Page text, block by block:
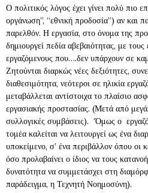
Ο πολιτικός λόγος έχει γίνει πολύ πιο
οργάνωση”, “εθνική προδοσία”) αν και
παρελθόν. Η εργασία, στο όνομα της
δημιουργεί πεδία αβεβαιότητας, με
εργαζόμενους που….δεν υπάρχουν σε
Ζητούνται διαρκώς νέες δεξιότητες,
διαθεσιμότητα, νεότεροι σε ηλικία
μεταβάλλεται αντίστοιχα το πλαίσιο
εργασιακής προστασίας. (Μετά από
συλλογικές συμβάσεις). ‘Όμως ο
τομέα καλείται να λειτουργεί ως ένα
υποκείμενο, σ’ ένα περιβάλλον όπου οι
όσο προλαβαίνει ο ίδιος να τους
δυνατότητα να συμμετάσχει στη
παράδειγμα, η Τεχνητή Νοημοσύνη).